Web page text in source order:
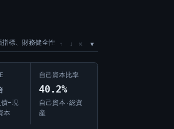
標、財務健全性 ↑ ↓ ×
−現
本
自己資本比率
40.2%
自己資本÷総資
産